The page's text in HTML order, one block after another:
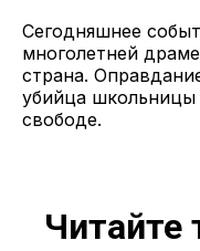
Сегодняшнее
многолетней
страна.
убийца школьницы
свободе.
Читайте